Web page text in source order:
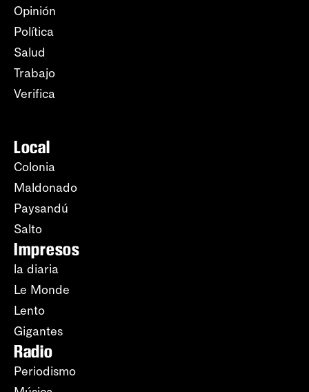
Opinión
Política
Salud
Trabajo
Verifica
Local
Colonia
Maldonado
Paysandú
Salto
Impresos
la diaria
Le Monde
Lento
Gigantes
Radio
Periodismo